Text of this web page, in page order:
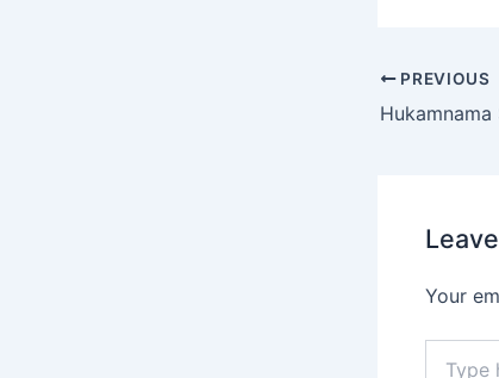
PREVIOUS
Your